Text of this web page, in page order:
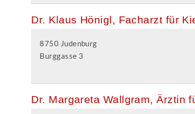
Dr. Klaus Hönigl, Facharzt für
8750 Judenburg
Burggasse 3
Dr. Margareta Wallgram, Ärztin